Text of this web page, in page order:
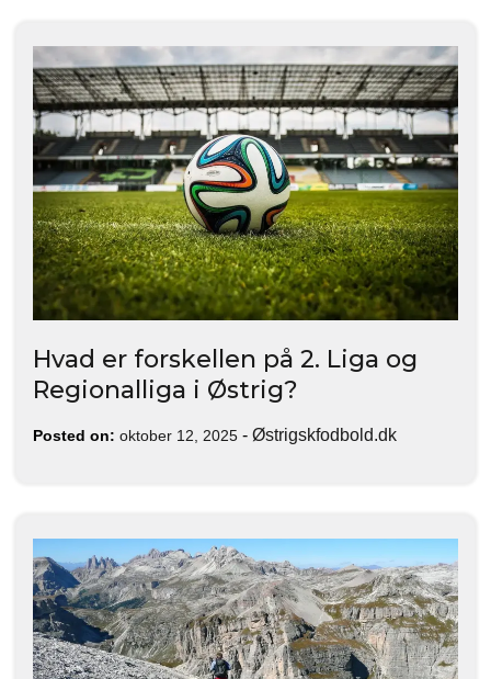
Hvad er forskellen på 2. Liga og
Regionalliga i Østrig?
Posted on: oktober 12, 2025 - Østrigskfodbold.dk